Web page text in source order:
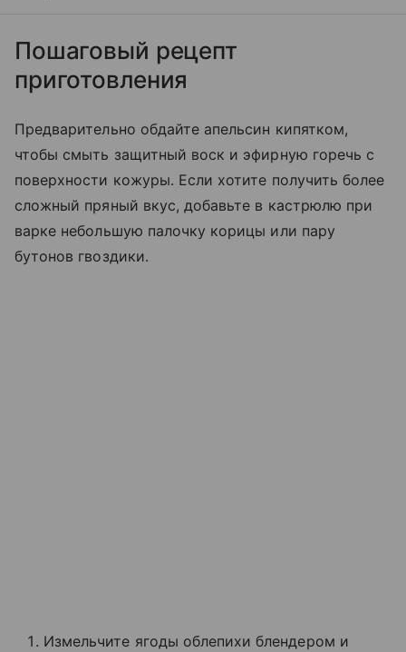
Пошаговый рецепт
приготовления
Предварительно обдайте апельсин кипятком,
чтобы смыть защитный воск и эфирную горечь с
поверхности кожуры. Если хотите получить более
сложный пряный вкус, добавьте в кастрюлю при
варке небольшую палочку корицы или пару
бутонов гвоздики.
Измельчите ягоды облепихи блендером и